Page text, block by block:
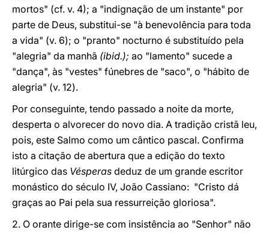
mortos" (cf. v. 4); a "indignação de um instante" por
parte de Deus, substitui-se "à benevolência para toda
a vida" (v. 6); o "pranto" nocturno é substituído pela
"alegria" da manhã (ibid.); ao "lamento" sucede a
"dança", às "vestes" fúnebres de "saco", o "hábito de
alegria" (v. 12).
Por conseguinte, tendo passado a noite da morte,
desperta o alvorecer do novo dia. A tradição cristã leu,
pois, este Salmo como um cântico pascal. Confirma
isto a citação de abertura que a edição do texto
litúrgico das Vésperas deduz de um grande escritor
monástico do século IV, João Cassiano: "Cristo dá
graças ao Pai pela sua ressurreição gloriosa".
2. O orante dirige-se com insistência ao "Senhor" não